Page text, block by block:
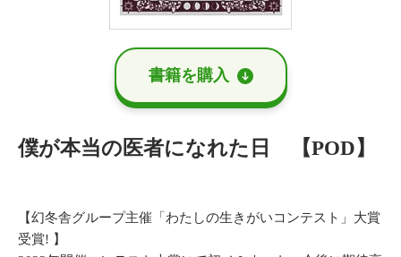
書籍を購⼊
僕が本当の医者になれた日 【POD】
【幻冬舎グループ主催「わたしの生きがいコンテスト」大賞
受賞! 】